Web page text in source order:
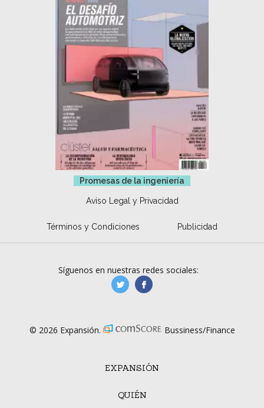
Promesas de la ingeniería
Aviso Legal y Privacidad
Términos y Condiciones Publicidad
EXPANSIÓN
QUIÉN
Síguenos en nuestras redes sociales:
manufacturaGE
© 2026 Expansión. Bussiness/Finance